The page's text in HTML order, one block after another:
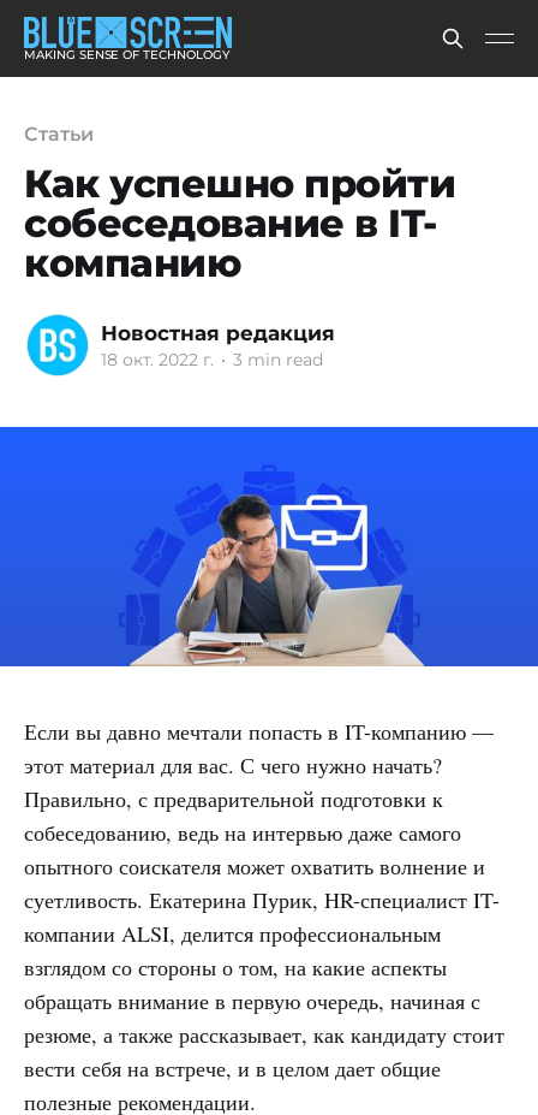
MAKING SENSE OF TECHNOLOGY
Статьи
Как успешно пройти
собеседование в IT-
компанию
Новостная редакция
18 окт. 2022 г. • 3 min read
Если вы давно мечтали попасть в IT-компанию —
этот материал для вас. С чего нужно начать?
Правильно, с предварительной подготовки к
собеседованию, ведь на интервью даже самого
опытного соискателя может охватить волнение и
суетливость. Екатерина Пурик, HR-специалист IT-
компании ALSI, делится профессиональным
взглядом со стороны о том, на какие аспекты
обращать внимание в первую очередь, начиная с
резюме, а также рассказывает, как кандидату стоит
вести себя на встрече, и в целом дает общие
полезные рекомендации.